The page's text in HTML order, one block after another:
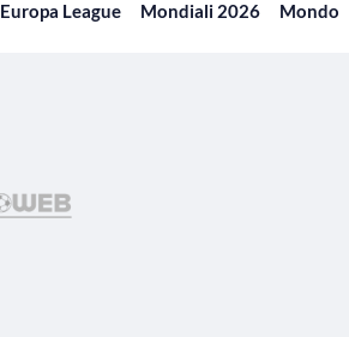
Europa League Mondiali 2026 Mondo